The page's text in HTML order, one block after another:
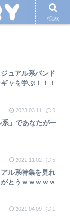
ジュアル系バンド
ャを学ぶ！！！
2023.03.11 0
系」であなたが一
2021.11.02 5
アル系特集を見れ
とうｗｗｗｗｗ
2021.04.09 1
検索